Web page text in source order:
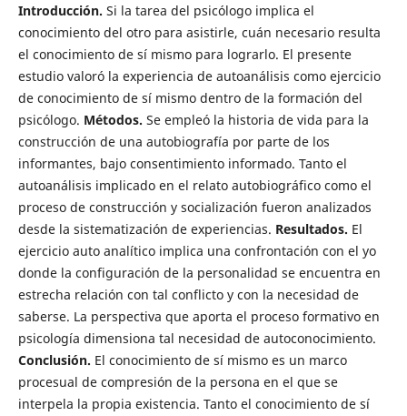
Introducción. Si la tarea del psicólogo implica el
conocimiento del otro para asistirle, cuán necesario resulta
el conocimiento de sí mismo para lograrlo. El presente
estudio valoró la experiencia de autoanálisis como ejercicio
de conocimiento de sí mismo dentro de la formación del
psicólogo. Métodos. Se empleó la historia de vida para la
construcción de una autobiografía por parte de los
informantes, bajo consentimiento informado. Tanto el
autoanálisis implicado en el relato autobiográfico como el
proceso de construcción y socialización fueron analizados
desde la sistematización de experiencias. Resultados. El
ejercicio auto analítico implica una confrontación con el yo
donde la configuración de la personalidad se encuentra en
estrecha relación con tal conflicto y con la necesidad de
saberse. La perspectiva que aporta el proceso formativo en
psicología dimensiona tal necesidad de autoconocimiento.
Conclusión. El conocimiento de sí mismo es un marco
procesual de compresión de la persona en el que se
interpela la propia existencia. Tanto el conocimiento de sí